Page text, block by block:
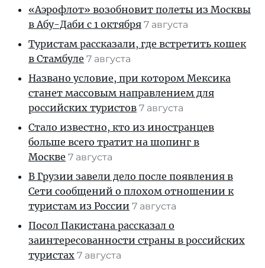
«Аэрофлот» возобновит полеты из Москвы
в Абу-Даби с 1 октября 7 августа
Туристам рассказали, где встретить кошек
в Стамбуле 7 августа
Названо условие, при котором Мексика
станет массовым направлением для
российских туристов 7 августа
Стало известно, кто из иностранцев
больше всего тратит на шопинг в
Москве 7 августа
В Грузии завели дело после появления в
Сети сообщений о плохом отношении к
туристам из России 7 августа
Посол Пакистана рассказал о
заинтересованности страны в российских
туристах 7 августа